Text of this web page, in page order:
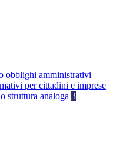
obblighi amministrativi
per cittadini e imprese
struttura analoga 3